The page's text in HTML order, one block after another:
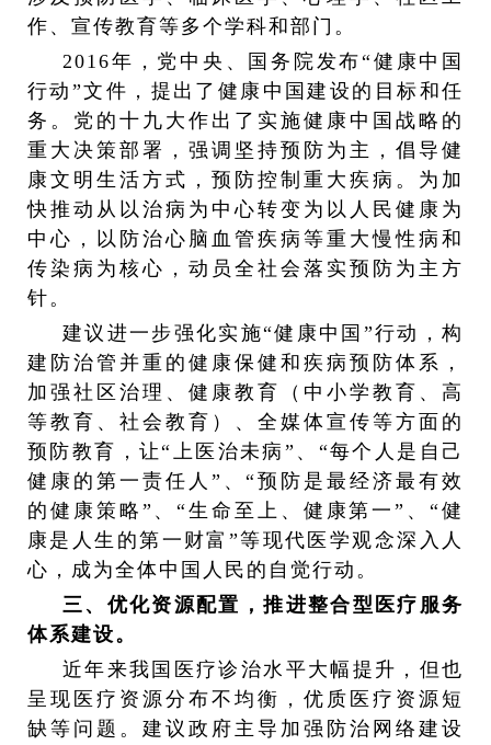
作、宣传教育等多个学科和部门。
2016年，党中央、国务院发布“健康中国
行动”文件，提出了健康中国建设的目标和任
务。党的十九大作出了实施健康中国战略的
重大决策部署，强调坚持预防为主，倡导健
康文明生活方式，预防控制重大疾病。为加
快推动从以治病为中心转变为以人民健康为
中心，以防治心脑血管疾病等重大慢性病和
传染病为核心，动员全社会落实预防为主方
针。
建议进一步强化实施“健康中国”行动，构
建防治管并重的健康保健和疾病预防体系，
加强社区治理、健康教育（中小学教育、高
等教育、社会教育）、全媒体宣传等方面的
预防教育，让“上医治未病”、“每个人是自己
健康的第一责任人”、“预防是最经济最有效
的健康策略”、“生命至上、健康第一”、“健
康是人生的第一财富”等现代医学观念深入人
心，成为全体中国人民的自觉行动。
三、优化资源配置，推进整合型医疗服务
体系建设。
近年来我国医疗诊治水平大幅提升，但也
呈现医疗资源分布不均衡，优质医疗资源短
缺等问题。建议政府主导加强防治网络建设